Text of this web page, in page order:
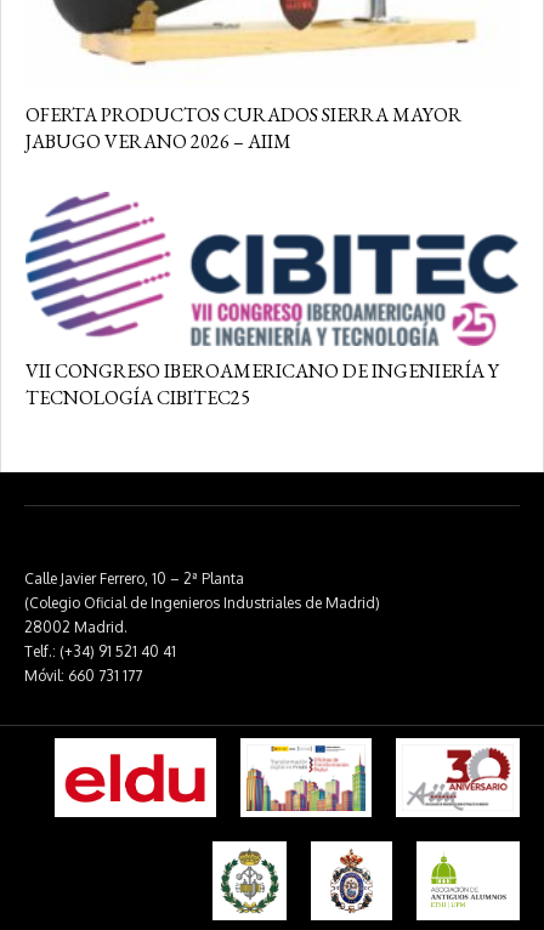
OFERTA PRODUCTOS CURADOS SIERRA MAYOR
JABUGO VERANO 2026 – AIIM
VII CONGRESO IBEROAMERICANO DE INGENIERÍA Y
TECNOLOGÍA CIBITEC25
Calle Javier Ferrero, 10 – 2ª Planta
(Colegio Oficial de Ingenieros Industriales de Madrid)
28002 Madrid.
Telf.: (+34) 91 521 40 41
Móvil: 660 731 177